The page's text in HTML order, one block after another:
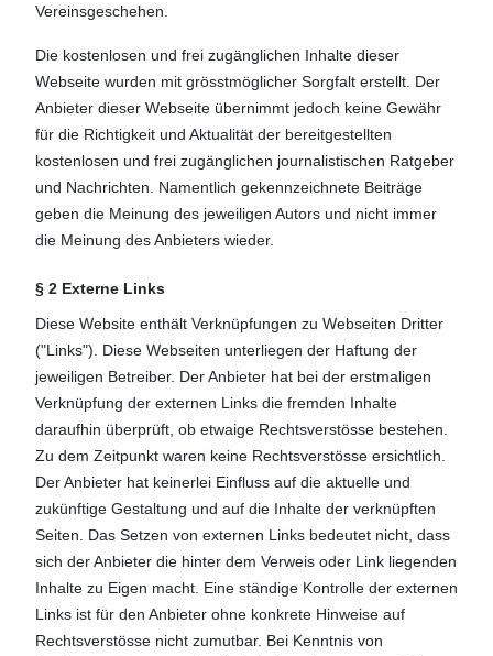
Vereinsgeschehen.
Die kostenlosen und frei zugänglichen Inhalte dieser
Webseite wurden mit grösstmöglicher Sorgfalt erstellt. Der
Anbieter dieser Webseite übernimmt jedoch keine Gewähr
für die Richtigkeit und Aktualität der bereitgestellten
kostenlosen und frei zugänglichen journalistischen Ratgeber
und Nachrichten. Namentlich gekennzeichnete Beiträge
geben die Meinung des jeweiligen Autors und nicht immer
die Meinung des Anbieters wieder.
§ 2 Externe Links
Diese Website enthält Verknüpfungen zu Webseiten Dritter
("Links"). Diese Webseiten unterliegen der Haftung der
jeweiligen Betreiber. Der Anbieter hat bei der erstmaligen
Verknüpfung der externen Links die fremden Inhalte
daraufhin überprüft, ob etwaige Rechtsverstösse bestehen.
Zu dem Zeitpunkt waren keine Rechtsverstösse ersichtlich.
Der Anbieter hat keinerlei Einfluss auf die aktuelle und
zukünftige Gestaltung und auf die Inhalte der verknüpften
Seiten. Das Setzen von externen Links bedeutet nicht, dass
sich der Anbieter die hinter dem Verweis oder Link liegenden
Inhalte zu Eigen macht. Eine ständige Kontrolle der externen
Links ist für den Anbieter ohne konkrete Hinweise auf
Rechtsverstösse nicht zumutbar. Bei Kenntnis von